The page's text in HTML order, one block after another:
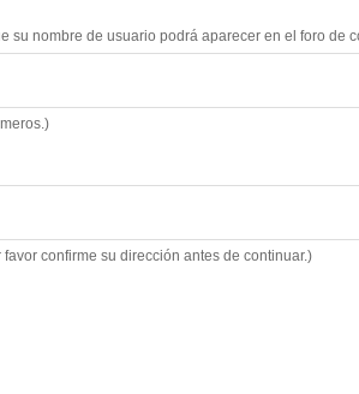
su nombre de usuario podrá aparecer en el foro de
confirme su dirección antes de continuar.)